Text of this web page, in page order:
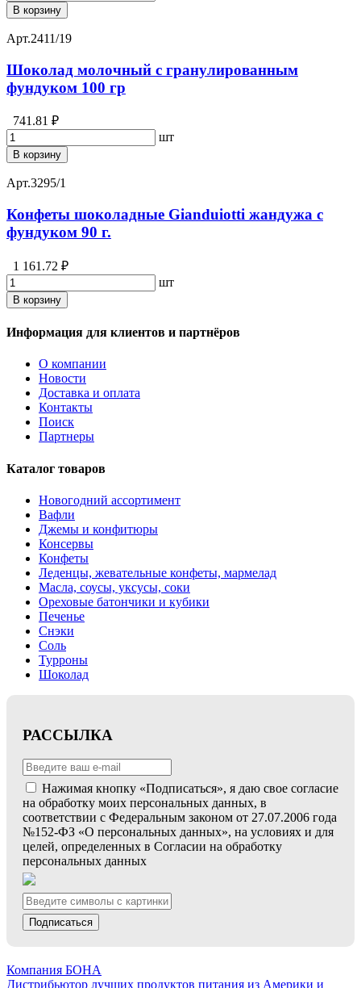
В корзину
Арт.2411/19
Шоколад молочный с гранулированным
фундуком 100 гр
741.81 ₽
шт
В корзину
Арт.3295/1
Конфеты шоколадные Gianduiotti жандужа с
фундуком 90 г.
1 161.72 ₽
шт
В корзину
Информация для клиентов и партнёров
О компании
Новости
Доставка и оплата
Контакты
Поиск
Партнеры
Каталог товаров
Новогодний ассортимент
Вафли
Джемы и конфитюры
Консервы
Конфеты
Леденцы, жевательные конфеты, мармелад
Масла, соусы, уксусы, соки
Ореховые батончики и кубики
Печенье
Снэки
Соль
Турроны
Шоколад
РАССЫЛКА
Нажимая кнопку «Подписаться», я даю свое согласие
на обработку моих персональных данных, в
соответствии с Федеральным законом от 27.07.2006 года
№152-ФЗ «О персональных данных», на условиях и для
целей, определенных в Согласии на обработку
персональных данных
Подписаться
Компания БОНА
Дистрибьютор лучших продуктов питания из Америки и